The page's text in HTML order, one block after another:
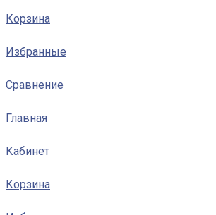
Корзина
Избранные
Сравнение
Главная
Кабинет
Корзина